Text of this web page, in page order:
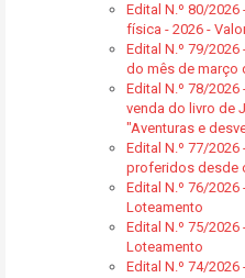
Edital N.º 80/
física - 2026 -
Edital N.º 79/
do mês de março
Edital N.º 78/
venda do livro de
"Aventuras e
Edital N.º 77/
proferidos desde
Edital N.º 76/
Loteamento
Edital N.º 75/
Loteamento
Edital N.º 74/